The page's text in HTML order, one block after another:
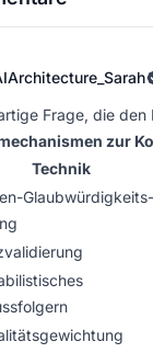
Frage, die den
zur
Technik
Glaubwürdigkeits-